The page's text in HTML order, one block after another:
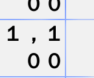
１，１
００